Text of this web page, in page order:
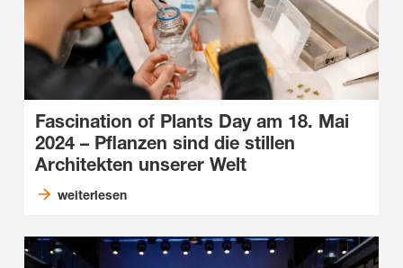
Fascination of Plants Day am 18. Mai
2024 – Pflanzen sind die stillen
Architekten unserer Welt
weiterlesen